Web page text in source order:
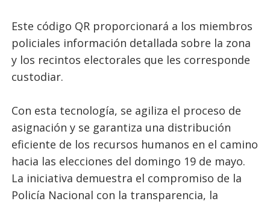
Este código QR proporcionará a los miembros
policiales información detallada sobre la zona
y los recintos electorales que les corresponde
custodiar.
Con esta tecnología, se agiliza el proceso de
asignación y se garantiza una distribución
eficiente de los recursos humanos en el camino
hacia las elecciones del domingo 19 de mayo.
La iniciativa demuestra el compromiso de la
Policía Nacional con la transparencia, la